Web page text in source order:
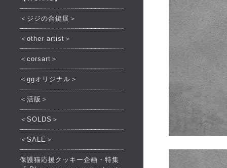
＜ジジの合鍵展＞
＜other artist＞
＜corsart＞
＜ggオリジナル＞
＜活版＞
＜SOLDS＞
＜SALE＞
保護猫応援クッキー企画・特集